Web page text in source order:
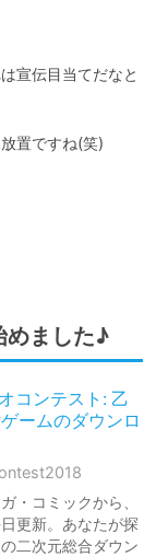
宣伝目当てだなと
置ですね(笑)
めました♪
コンテスト: 乙
ームのダウンロ
・コミックから、
更新。あなたが探
二次元総合ダウン